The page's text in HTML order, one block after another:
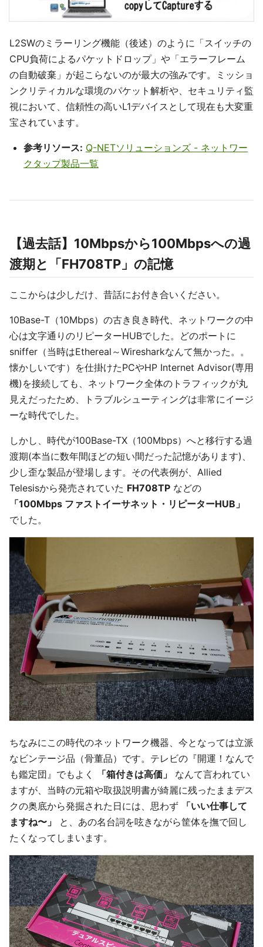
L2SWのミラーリング機能（後述）のように「スイッチの
CPU負荷によるパケットドロップ」や「エラーフレーム
の自動破棄」が起こらないのが最大の強みです。ミッショ
ンクリティカルな環境のパケット解析や、セキュリティ監
視において、信頼性の高いL1デバイスとして現在も大変重
宝されています。
参考リソース: Q-NETソリューションズ - ネットワー
クタップ製品一覧
【過去話】10Mbpsから100Mbpsへの過
渡期と「FH708TP」の記憶
ここからは少しだけ、昔話にお付き合いください。
10Base-T（10Mbps）の古き良き時代、ネットワークの中
心は文字通りのリピーターHUBでした。どのポートに
sniffer（当時はEthereal～Wiresharkなんて無かった。。
懐かしいです）を仕掛けたPCやHP Internet Advisor(専用
機)を接続しても、ネットワーク全体のトラフィックが丸
見えだったため、トラブルシューティングは非常にイージ
ーな時代でした。
しかし、時代が100Base-TX（100Mbps）へと移行する過
渡期(本当に数年間ほどの短い間だった記憶があります)、
少し歪な製品が登場します。その代表例が、Allied
Telesisから発売されていた FH708TP などの
「100Mbps ファストイーサネット・リピーターHUB」
でした。
ちなみにこの時代のネットワーク機器、今となっては立派
なビンテージ品（骨董品）です。テレビの『開運！なんで
も鑑定団』でもよく
「箱付きは高価」
なんて言われてい
ますが、当時の元箱や取扱説明書が綺麗に残ったままデス
クの奥底から発掘された日には、思わず
「いい仕事して
ますね〜」
と、あの名台詞を呟きながら筐体を撫で回し
たくなってしまいます。